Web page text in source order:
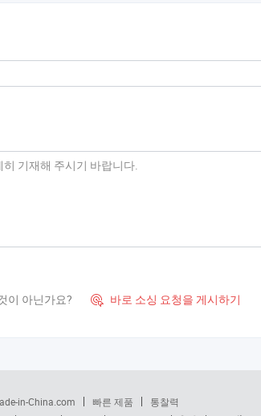
이 아닌가요?  바로 소싱 요청을 게시하기
in-China.com 빠른 제품
통찰력